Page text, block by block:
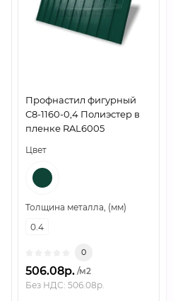
Профнастил фигурный
C8-1160-0,4 Полиэстер в
пленке RAL6005
Цвет
Толщина металла, (мм)
0.4
0
506.08р. /м2
Без НДС: 506.08р.